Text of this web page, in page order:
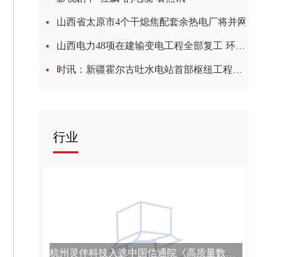
山西省太原市4个干熄焦配套余热电厂将并网
山西电力48项在建输变电工程全部复工 环球快看
时讯：新疆霍尔古吐水电站首部枢纽工程正式开工
行业
杭州灵伴科技入选中国信通院《高质量数字化转型产品及服务全景图（2022）》